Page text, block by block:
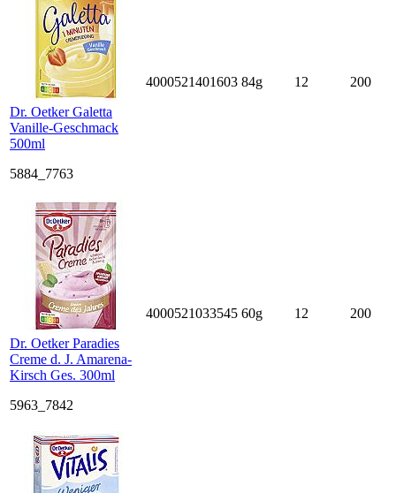
Dr. Oetker Galetta
Vanille-Geschmack
500ml
5884_7763
4000521401603 84g 12 200
Dr. Oetker Paradies
Creme d. J. Amarena-
Kirsch Ges. 300ml
5963_7842
4000521033545 60g 12 200